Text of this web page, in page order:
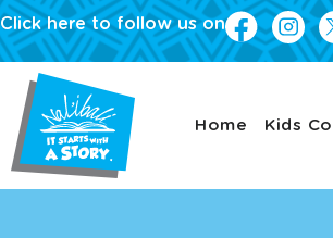
Click here to follow us on
Home Kids